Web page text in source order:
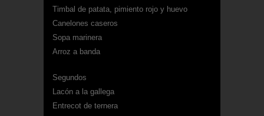
Timbal de patata, pimiento rojo y huevo
Canelones caseros
Sopa marinera
Arroz a banda
Segundos
Lacón a la gallega
Entrecot de ternera